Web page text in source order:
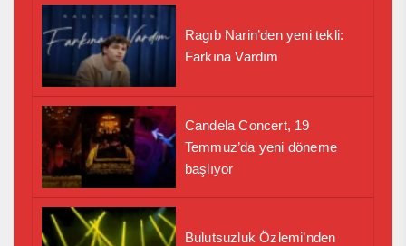
Ragıb Narin’den yeni tekli:
Farkına Vardım
Candela Concert, 19
Temmuz’da yeni döneme
başlıyor
Bulutsuzluk Özlemi’nden